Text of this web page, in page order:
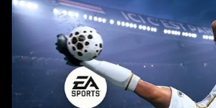
1️⃣ Alterar a região da conta Amazon
amazon.com . Vá em “Sua Conta” >
Dispositivos” . No menu “Preferências”
Estados Unidos . Salve as alterações.
um endereço nos EUA , mesmo que
aqui . Eu uso endereço de sites de